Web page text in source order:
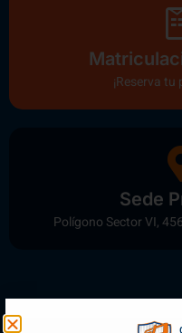
¡Reserva
Sede
Polígono Sector VI,